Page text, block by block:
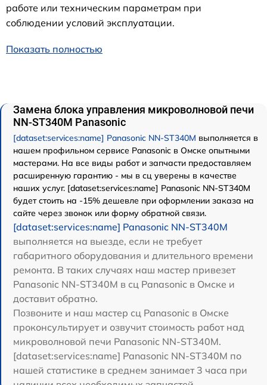
работе или техническим параметрам при
соблюдении условий эксплуатации.
Показать полностью
Замена блока управления микроволновой печи
NN-ST340M Panasonic
[dataset:services:name] Panasonic NN-ST340M выполняется в
нашем профильном сервисе Panasonic в Омске опытными
мастерами. На все виды работ и запчасти предоставляем
расширенную гарантию - мы в сц уверены в качестве
наших услуг. [dataset:services:name] Panasonic NN-ST340M
будет стоить на -15% дешевле при оформлении заказа на
сайте через звонок или форму обратной связи.
[dataset:services:name] Panasonic NN-ST340M
выполняется на выезде, если не требует
габаритного оборудования и длительного времени
ремонта. В таких случаях наш мастер привезет
Panasonic NN-ST340M в сц Panasonic в Омске и
доставит обратно.
Позвоните и наш мастер сц Panasonic в Омске
проконсультирует и озвучит стоимость работ над
микроволновой печи Panasonic NN-ST340M.
[dataset:services:name] Panasonic NN-ST340M по
нашей статистике в среднем занимает 3 часа при